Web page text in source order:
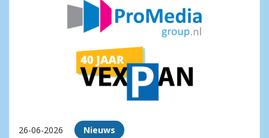
26-06-2026 Nieuws